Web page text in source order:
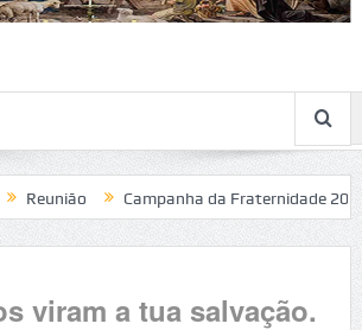
Campanha da Fraternidade 2020
viram a tua salvação.